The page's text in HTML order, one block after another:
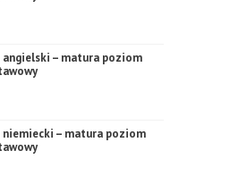
angielski – matura poziom
niemiecki – matura poziom